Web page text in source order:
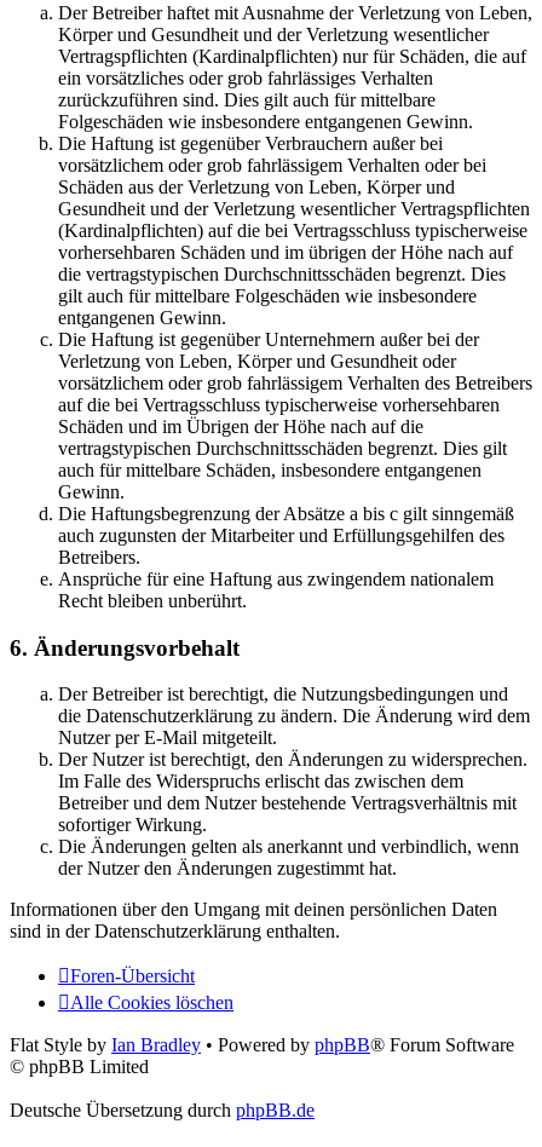
Der Betreiber haftet mit Ausnahme der Verletzung von Leben,
Körper und Gesundheit und der Verletzung wesentlicher
Vertragspflichten (Kardinalpflichten) nur für Schäden, die auf
ein vorsätzliches oder grob fahrlässiges Verhalten
zurückzuführen sind. Dies gilt auch für mittelbare
Folgeschäden wie insbesondere entgangenen Gewinn.
Die Haftung ist gegenüber Verbrauchern außer bei
vorsätzlichem oder grob fahrlässigem Verhalten oder bei
Schäden aus der Verletzung von Leben, Körper und
Gesundheit und der Verletzung wesentlicher Vertragspflichten
(Kardinalpflichten) auf die bei Vertragsschluss typischerweise
vorhersehbaren Schäden und im übrigen der Höhe nach auf
die vertragstypischen Durchschnittsschäden begrenzt. Dies
gilt auch für mittelbare Folgeschäden wie insbesondere
entgangenen Gewinn.
Die Haftung ist gegenüber Unternehmern außer bei der
Verletzung von Leben, Körper und Gesundheit oder
vorsätzlichem oder grob fahrlässigem Verhalten des Betreibers
auf die bei Vertragsschluss typischerweise vorhersehbaren
Schäden und im Übrigen der Höhe nach auf die
vertragstypischen Durchschnittsschäden begrenzt. Dies gilt
auch für mittelbare Schäden, insbesondere entgangenen
Gewinn.
Die Haftungsbegrenzung der Absätze a bis c gilt sinngemäß
auch zugunsten der Mitarbeiter und Erfüllungsgehilfen des
Betreibers.
Ansprüche für eine Haftung aus zwingendem nationalem
Recht bleiben unberührt.
6. Änderungsvorbehalt
Der Betreiber ist berechtigt, die Nutzungsbedingungen und
die Datenschutzerklärung zu ändern. Die Änderung wird dem
Nutzer per E-Mail mitgeteilt.
Der Nutzer ist berechtigt, den Änderungen zu widersprechen.
Im Falle des Widerspruchs erlischt das zwischen dem
Betreiber und dem Nutzer bestehende Vertragsverhältnis mit
sofortiger Wirkung.
Die Änderungen gelten als anerkannt und verbindlich, wenn
der Nutzer den Änderungen zugestimmt hat.
Informationen über den Umgang mit deinen persönlichen Daten
sind in der Datenschutzerklärung enthalten.
Foren-Übersicht
Alle Cookies löschen
Flat Style by Ian Bradley • Powered by phpBB® Forum Software
© phpBB Limited
Deutsche Übersetzung durch phpBB.de